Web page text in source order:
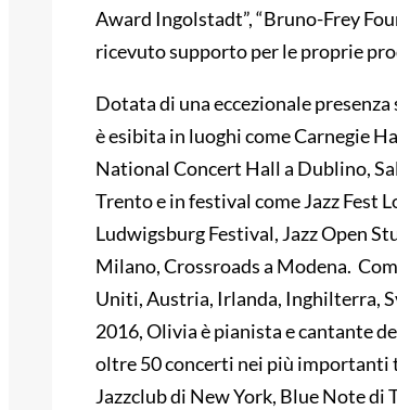
Award Ingolstadt”, “Bruno-Frey
ricevuto supporto per le proprie
Dotata di una eccezionale
è esibita in luoghi come Carnegie
National Concert Hall a Dublino,
Trento e in festival come Jazz Fest
Ludwigsburg Festival, Jazz Open
Milano, Crossroads a Modena.
Uniti, Austria, Irlanda, Inghilterra,
2016, Olivia è pianista e cantante
oltre 50 concerti nei più importanti
Jazzclub di New York, Blue Note di